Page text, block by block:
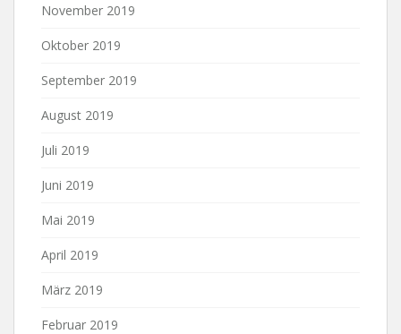
November 2019
Oktober 2019
September 2019
August 2019
Juli 2019
Juni 2019
Mai 2019
April 2019
März 2019
Februar 2019